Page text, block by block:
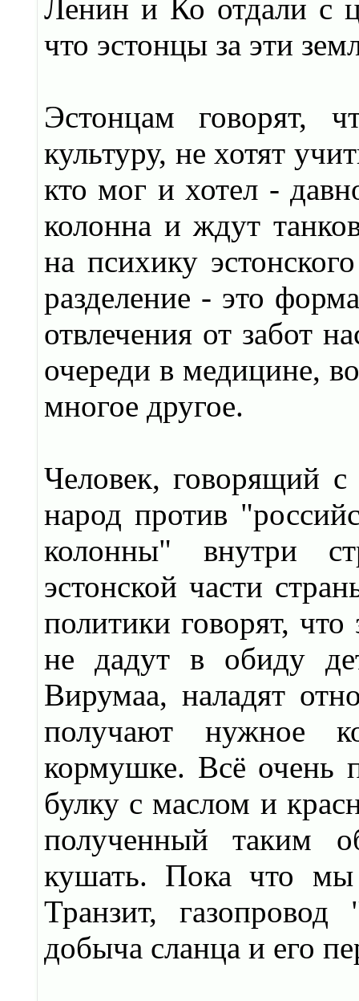
Ленин и Ко отдали с
что эстонцы за эти
Эстонцам говорят,
культуру, не хотят
кто мог и хотел -
колонна и ждут
на психику
разделение - это
отвлечения от забот
очереди в медицине,
многое другое.
Человек, говорящий
народ против
колонны" внутри
эстонской части
политики говорят,
не дадут в обиду
Вирумаа, наладят
получают нужное
кормушке. Всё очень
булку с маслом и
полученный таким
кушать. Пока что мы
Транзит,
добыча сланца и его